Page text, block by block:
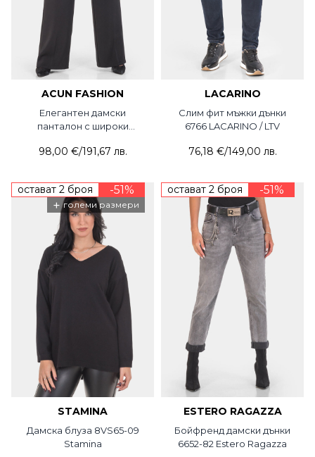
ACUN FASHION
Елегантен дамски
панталон с широки
98,00 €/191,67 лв.
LACARINO
Слим фит мъжки дънки
6766 LACARINO / LTV
76,18 €/149,00 лв.
остават 2 броя -51%
+ големи размери
STAMINA
Дамска блуза 8VS65-09
Stamina
остават 2 броя -51%
ESTERO RAGAZZA
Бойфренд дамски дънки
6652-82 Estero Ragazza